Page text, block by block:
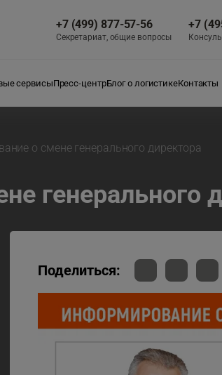
+7 (499) 877-57-56
Секретариат, общие вопросы
+7
сервисыПресс-центрБлог о логистикеКонтакты
о смене генерального директора
генерального
Поделиться: